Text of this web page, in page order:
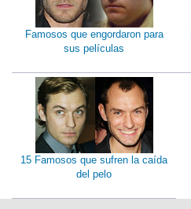
Famosos que engordaron para
sus películas
15 Famosos que sufren la caída
del pelo